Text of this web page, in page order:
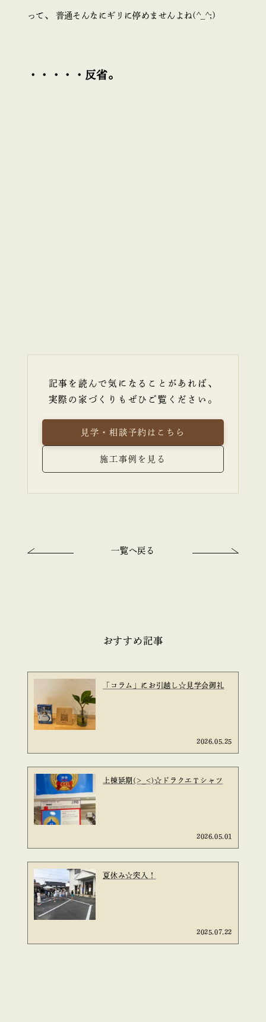
って、 普通そんなにギリに停めませんよね(^_^;)
・・・・・反省。
記事を読んで気になることがあれば、
実際の家づくりもぜひご覧ください。
見学・相談予約はこちら
施工事例を見る
一覧へ戻る
おすすめ記事
「コラム」にお引越し☆見学会御礼
2026.05.25
上棟延期(>_<)☆ドラクエＴシャツ
2026.05.01
夏休み☆突入！
2025.07.22